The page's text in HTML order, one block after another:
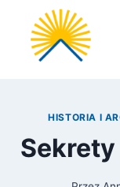
Przejdź
treści
HISTORIA I